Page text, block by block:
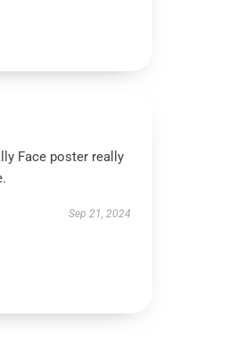
Face poster really
Sep 21, 2024